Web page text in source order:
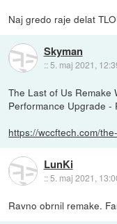
Naj gredo raje delat
Skyman
:: 5. maj 2021,
The Last of Us Remake
Performance Upgrade -
https://wccftech.com/
LunKi
::5. maj 2021,
Ravno obrnil remake.